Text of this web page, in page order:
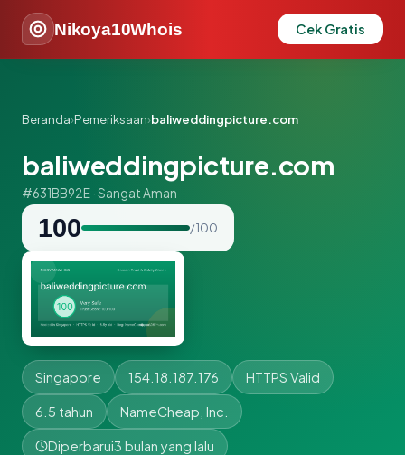
Nikoya10Whois Cek Gratis
Beranda›Pemeriksaan›baliweddingpicture.com
baliweddingpicture.com
#631BB92E · Sangat Aman
100 / 100
Singapore 154.18.187.176 HTTPS Valid
6.5 tahun NameCheap, Inc.
Diperbarui3 bulan yang lalu